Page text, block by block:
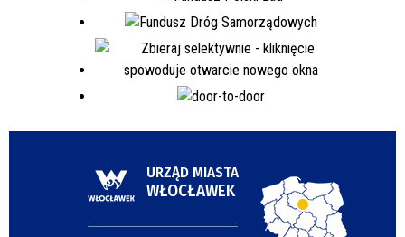
URZĄD MIASTA
WŁOCŁAWEK